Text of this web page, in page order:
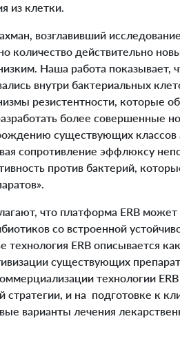
из клетки.
возглавивший
количество действительно
Наша работа
внутри бактериальных
резистентности, которые
более совершенные
существующих
сопротивление эффлюксу
против бактерий,
что платформа ERB
со встроенной
ERB описывается
существующих
технологии
стратегии, и на подготовке к
варианты лечения